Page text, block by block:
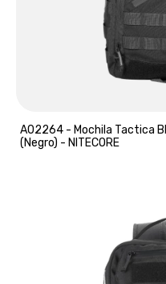
A02264 - Mochila Tactica
(Negro) - NITECORE